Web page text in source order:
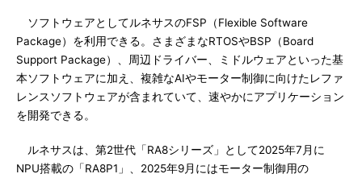
ソフトウェアとしてルネサスのFSP（Flexible Software
Package）を利用できる。さまざまなRTOSやBSP（Board
Support Package）、周辺ドライバー、ミドルウェアといった基
本ソフトウェアに加え、複雑なAIやモーター制御に向けたレファ
レンスソフトウェアが含まれていて、速やかにアプリケーション
を開発できる。
ルネサスは、第2世代「RA8シリーズ」として2025年7月に
NPU搭載の「RA8P1」、2025年9月にはモーター制御用の